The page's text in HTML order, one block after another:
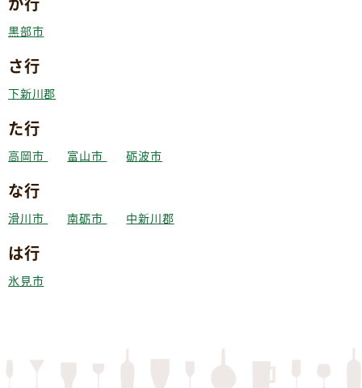
黒部市
さ行
下新川郡
た行
高岡市 富山市 砺波市
な行
滑川市 南砺市 中新川郡
は行
氷見市